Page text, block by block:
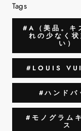
Tags
#A（美品。キ
れの少なく状
い）
#LOUIS
#ハンドバ
#モノグラム
ス